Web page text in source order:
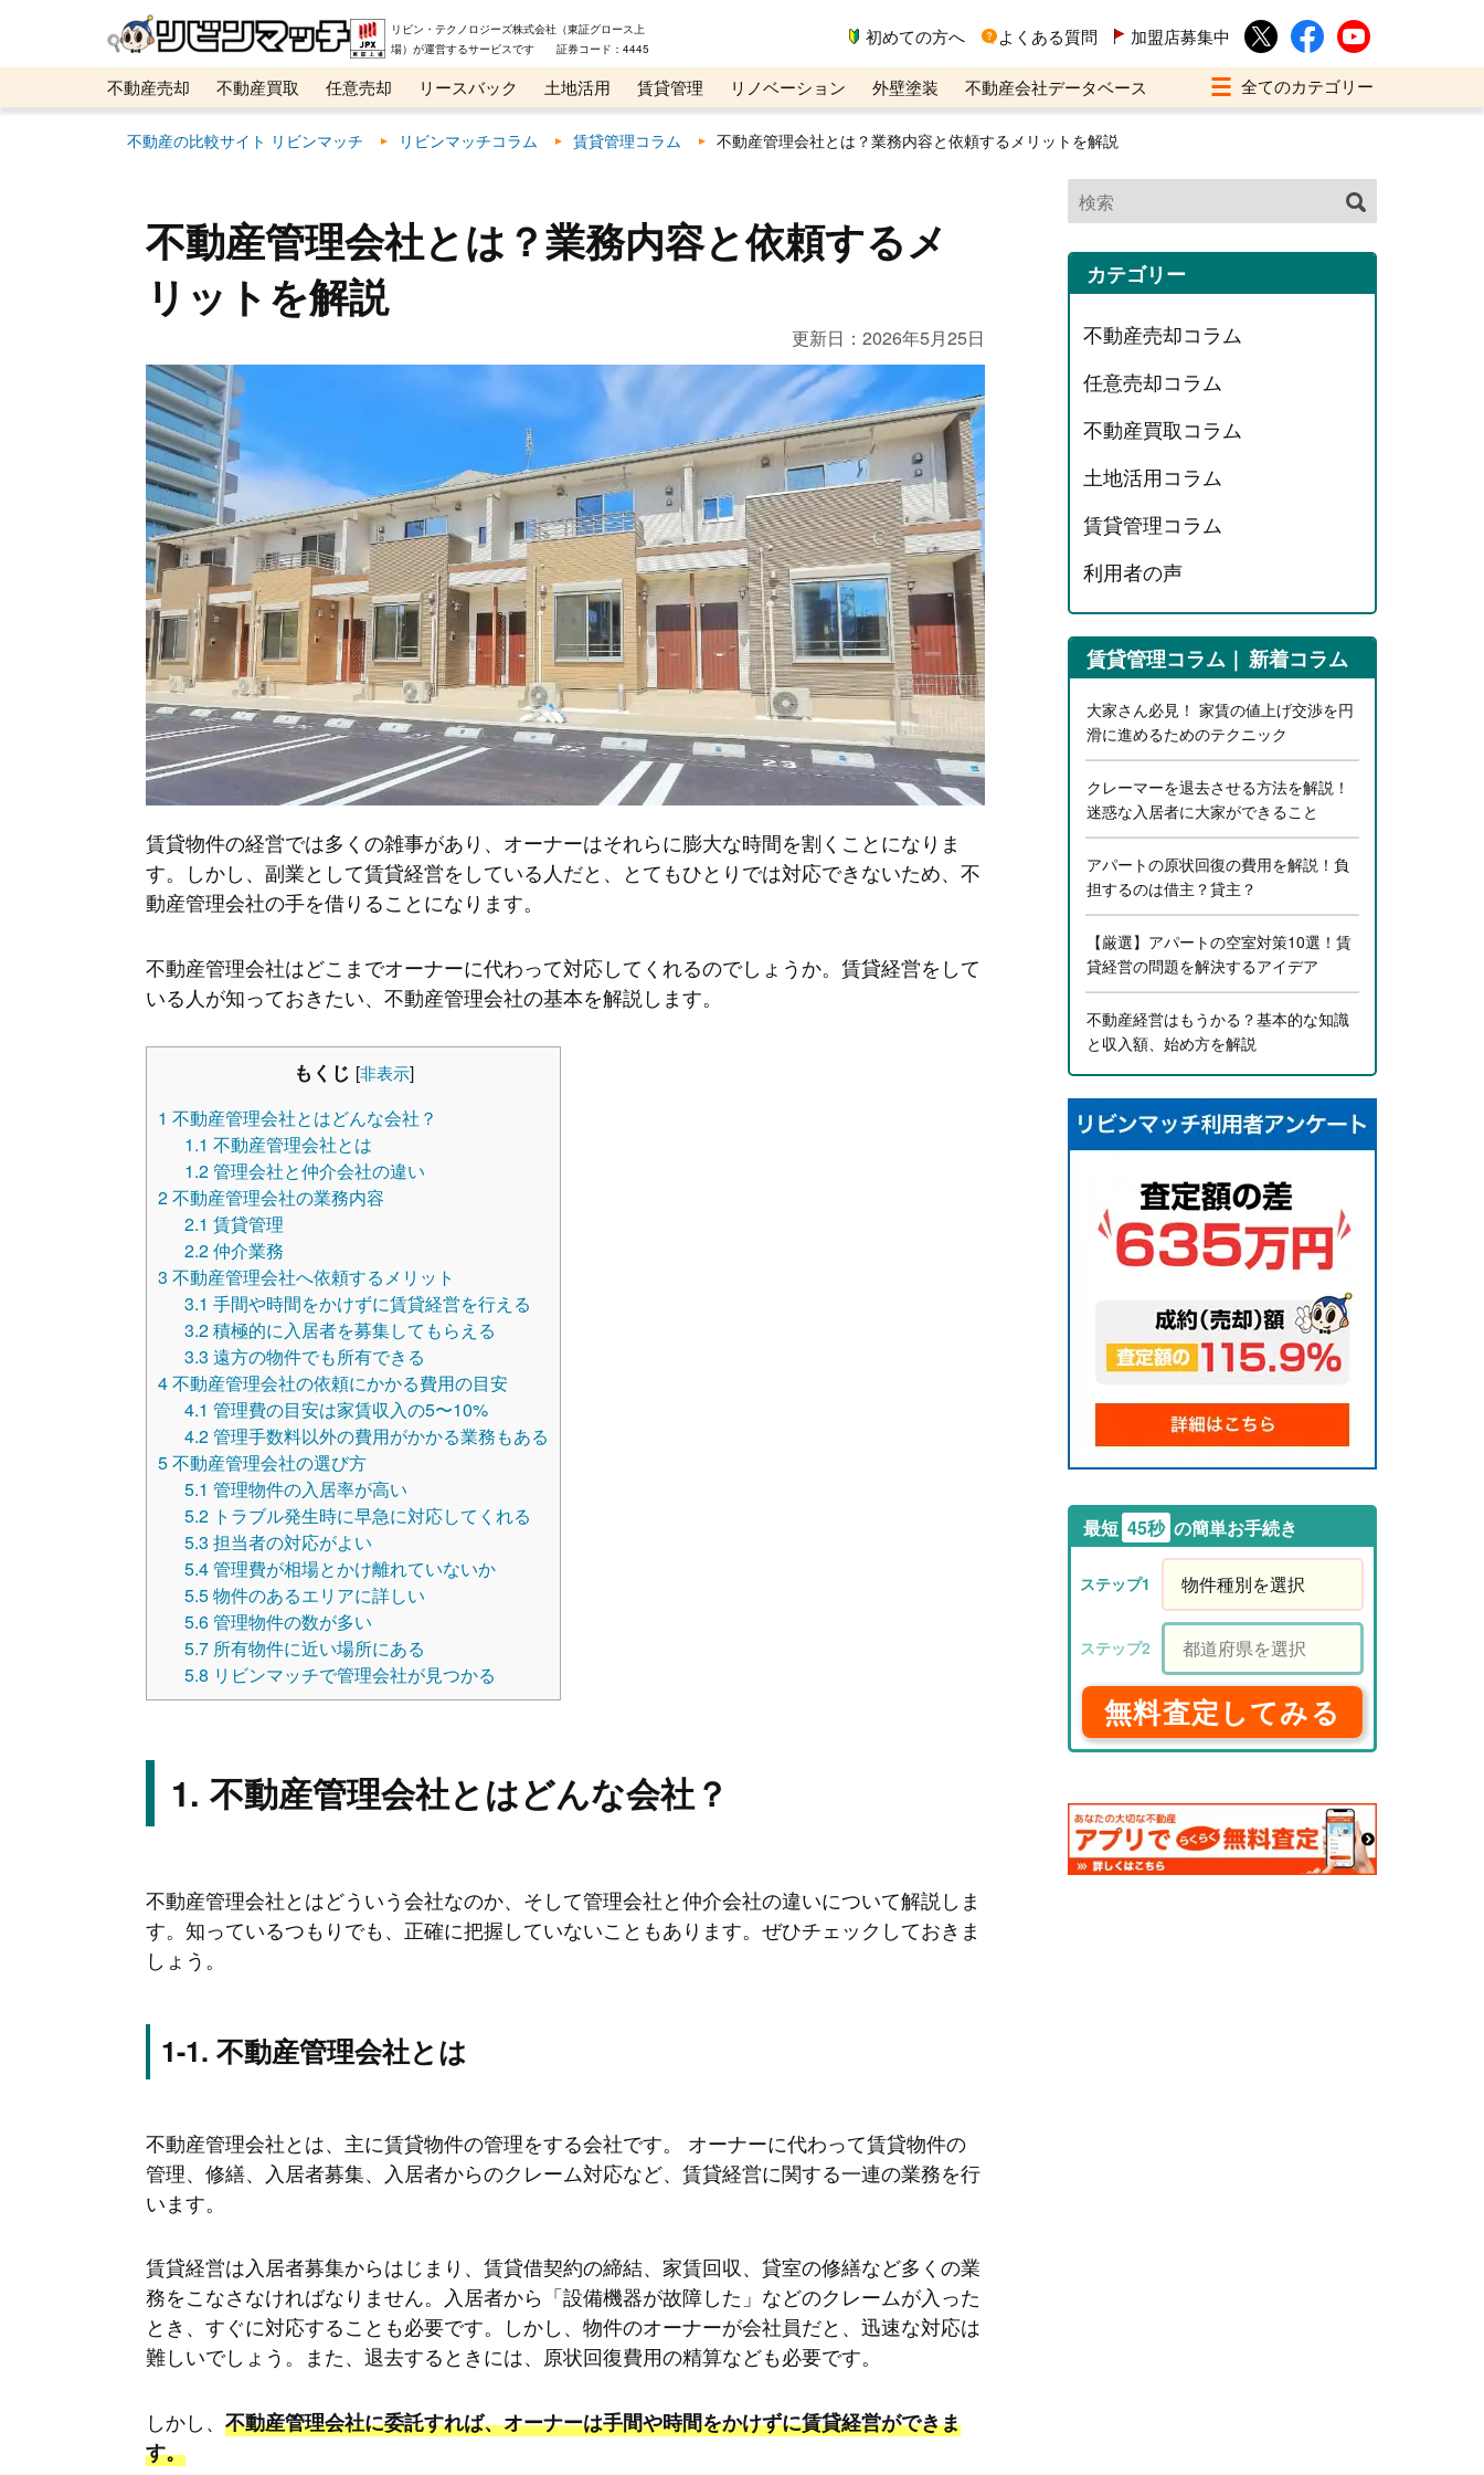
リビン・テクノロジーズ株式会社（東証グロース上
場）が運営するサービスです 証券コード：4445
初めての方へ よくある質問 加盟店募集中
不動産売却 不動産買取 任意売却 リースバック 土地活用 賃貸管理 リノベーション 外壁塗装
不動産会社データベース
メタ住宅展示場
ベスト不動産カンパニー オンライン講座 リビンマガジンBiz
不動産の比較サイト リビンマッチ リビンマッチコラム 賃貸管理コラム 不動産管理会社とは？業務内容と依頼するメリットを解説
不動産管理会社とは？業務内容と依頼するメ
リットを解説
更新日： 2026年5月25日
賃貸物件の経営では多くの雑事があり、オーナーはそれらに膨大な時間を割くことになりま
す。しかし、副業として賃貸経営をしている人だと、とてもひとりでは対応できないため、不
動産管理会社の手を借りることになります。
不動産管理会社はどこまでオーナーに代わって対応してくれるのでしょうか。賃貸経営をして
いる人が知っておきたい、不動産管理会社の基本を解説します。
もくじ [非表示]
1 不動産管理会社とはどんな会社？
1.1 不動産管理会社とは
1.2管理会社と仲介会社の違い
2不動産管理会社の業務内容
2.1 賃貸管理
2.2仲介業務
3 不動産管理会社へ依頼するメリット
3.1 手間や時間をかけずに賃貸経営を行える
3.2積極的に入居者を募集してもらえる
3.3 遠方の物件でも所有できる
4不動産管理会社の依頼にかかる費用の目安
4.1 管理費の目安は家賃収入の5〜10%
4.2管理手数料以外の費用がかかる業務もある
5不動産管理会社の選び方
5.1 管理物件の入居率が高い
5.2 トラブル発生時に早急に対応してくれる
5.3 担当者の対応がよい
5.4管理費が相場とかけ離れていないか
5.5物件のあるエリアに詳しい
5.6管理物件の数が多い
5.7 所有物件に近い場所にある
5.8 リビンマッチで管理会社が見つかる
不動産管理会社とはどんな会社？
不動産管理会社とはどういう会社なのか、そして管理会社と仲介会社の違いについて解説しま
す。知っているつもりでも、正確に把握していないこともあります。ぜひチェックしておきま
しょう。
不動産管理会社とは
不動産管理会社とは、主に賃貸物件の管理をする会社です。 オーナーに代わって賃貸物件の
管理、修繕、入居者募集、入居者からのクレーム対応など、賃貸経営に関する一連の業務を行
います。
賃貸経営は入居者募集からはじまり、賃貸借契約の締結、家賃回収、貸室の修繕など多くの業
務をこなさなければなりません。入居者から「設備機器が故障した」などのクレームが入った
とき、すぐに対応することも必要です。しかし、物件のオーナーが会社員だと、迅速な対応は
難しいでしょう。また、退去するときには、原状回復費用の精算なども必要です。
しかし、 不動産管理会社に委託すれば、オーナーは手間や時間をかけずに賃貸経営ができま
す。
カテゴリー
不動産売却コラム
任意売却コラム
不動産買取コラム
土地活用コラム
賃貸管理コラム
利用者の声
賃貸管理コラム 新着コラム
大家さん必見！ 家賃の値上げ交渉を円
滑に進めるためのテクニック
クレーマーを退去させる方法を解説！
迷惑な入居者に大家ができること
アパートの原状回復の費用を解説！負
担するのは借主？貸主？
【厳選】アパートの空室対策10選！賃
貸経営の問題を解決するアイデア
不動産経営はもうかる？基本的な知識
と収入額、始め方を解説
最短 45秒 の簡単お手続き
無料査定してみる